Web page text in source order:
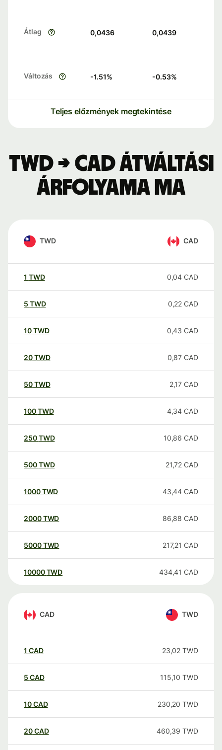
Átlag 0,0436 0,0439
Változás -1.51% -0.53%
Teljes előzmények megtekintése
TWD → CAD átváltási
árfolyama ma
TWD CAD
1 TWD 0,04 CAD
5 TWD 0,22 CAD
10TWD 0,43 CAD
20TWD 0,87 CAD
50TWD 2,17 CAD
100TWD 4,34 CAD
250TWD 10,86 CAD
500TWD 21,72 CAD
1000TWD 43,44 CAD
2000TWD 86,88 CAD
5000TWD 217,21 CAD
10000 TWD 434,41 CAD
CAD TWD
1 CAD 23,02 TWD
5 CAD 115,10 TWD
10CAD 230,20 TWD
20CAD 460,39 TWD